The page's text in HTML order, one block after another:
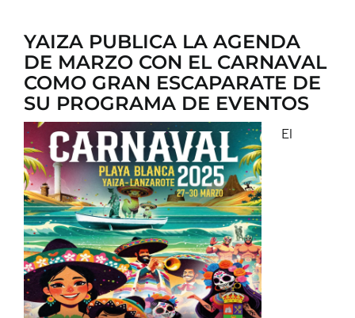
YAIZA PUBLICA LA AGENDA
DE MARZO CON EL CARNAVAL
COMO GRAN ESCAPARATE DE
SU PROGRAMA DE EVENTOS
El